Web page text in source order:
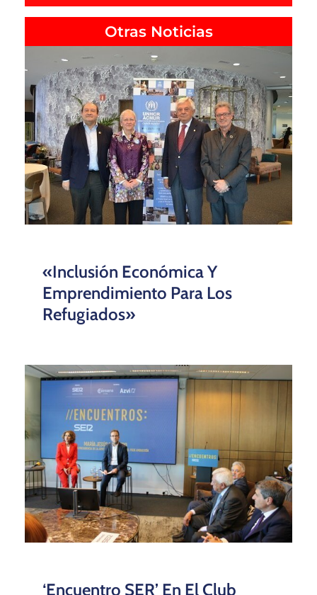
Otras Noticias
«Inclusión Económica Y
Emprendimiento Para Los
Refugiados»
‘Encuentro SER’ En El Club